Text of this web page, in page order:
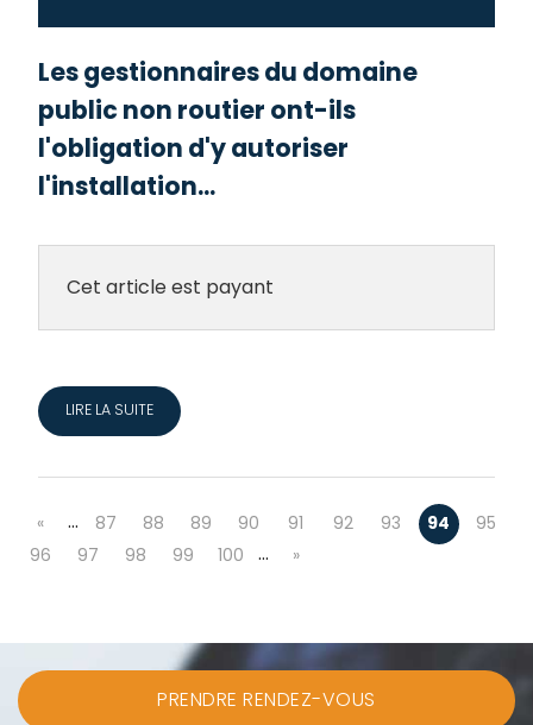
Les gestionnaires du domaine
public non routier ont-ils
l'obligation d'y autoriser
l'installation...
Cet article est payant
LIRE LA SUITE
« … 87 88 89 90 91 92 93 94
95
96
97 98 99 100 … »
PRENDRE RENDEZ-VOUS